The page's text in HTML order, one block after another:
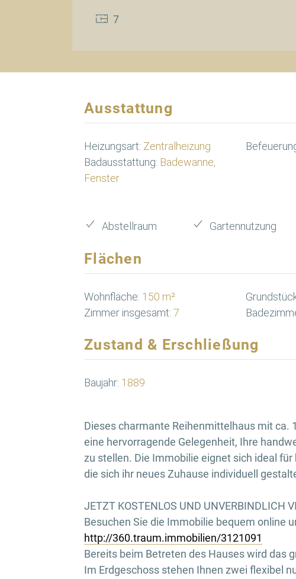
7
Ausstattung
Heizungsart: Zentralheizung
Badausstattung: Badewanne,
Fenster
Abstellraum Gartennutzung
Flächen
Wohnfläche: 150 m²
Zimmer insgesamt: 7
Zustand & Erschließung
Baujahr: 1889
Dieses charmante Reihenmittelhaus mit ca.
eine hervorragende Gelegenheit, Ihre
zu stellen. Die Immobilie eignet sich ideal
die sich ihr neues Zuhause individuell
JETZT KOSTENLOS UND UNVERBINDLICH
Besuchen Sie die Immobilie bequem online
http://360.traum.immobilien/3121091
Bereits beim Betreten des Hauses wird das
Im Erdgeschoss stehen Ihnen zwei flexibel